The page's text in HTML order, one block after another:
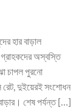
হার বাড়াল
গ্রাহকদের অস্বস্তি
চাপল পুরনো
দুইয়েরই সংশোধন
শেষ পর্যন্ত […]